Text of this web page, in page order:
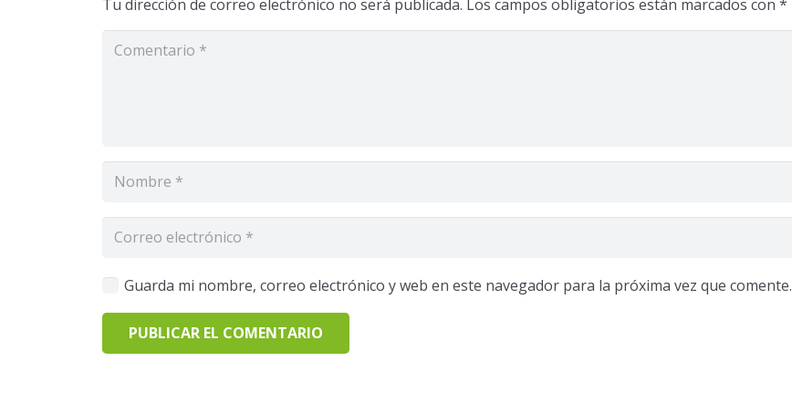
Tu dirección de correo electrónico no será publicada. Los campos obligatorios están marcados con *
Guarda mi nombre, correo electrónico y web en este navegador para la próxima vez que comente.
PUBLICAR EL COMENTARIO